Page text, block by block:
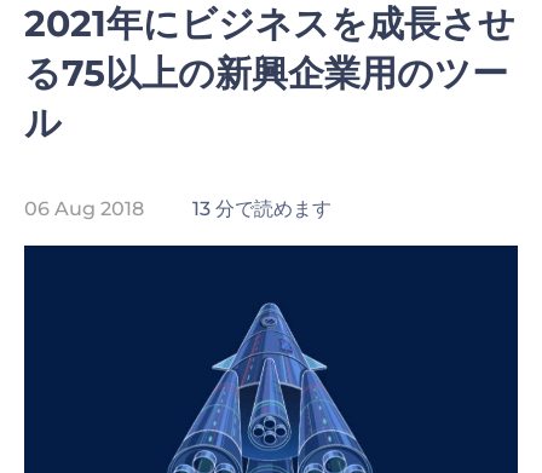
2021年にビジネスを成長させ
る75以上の新興企業用のツー
ル
06 Aug 2018 13 分で読めます